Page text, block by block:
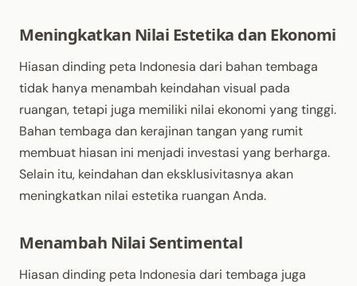
Meningkatkan Nilai Estetika dan Ekonomi
Hiasan dinding peta Indonesia dari bahan tembaga
tidak hanya menambah keindahan visual pada
ruangan, tetapi juga memiliki nilai ekonomi yang tinggi.
Bahan tembaga dan kerajinan tangan yang rumit
membuat hiasan ini menjadi investasi yang berharga.
Selain itu, keindahan dan eksklusivitasnya akan
meningkatkan nilai estetika ruangan Anda.
Menambah Nilai Sentimental
Hiasan dinding peta Indonesia dari tembaga juga